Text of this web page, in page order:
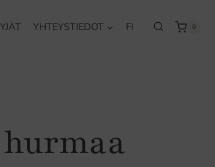
YHTEYSTIEDOT FI 0